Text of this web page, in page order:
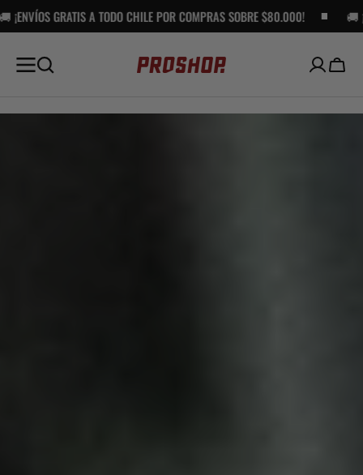
AL
POR COMPRAS SOBRE $80.000! 🚚 ¡ENVÍOS GRATIS A TODO
Carro